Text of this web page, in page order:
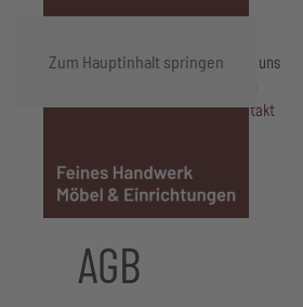
Zum Hauptinhalt springen
Über uns
Kontakt
AGB